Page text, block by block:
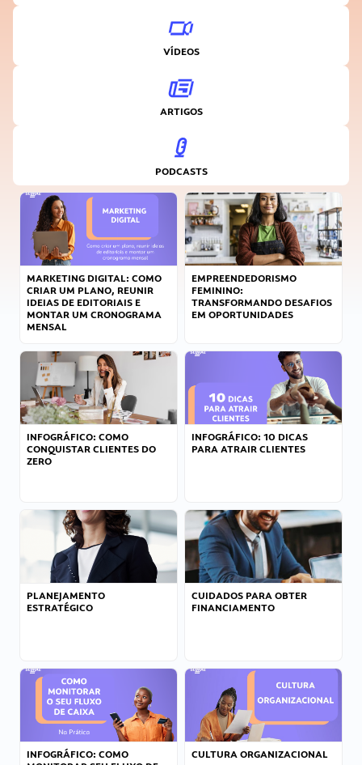
VÍDEOS
ARTIGOS
PODCASTS
MARKETING DIGITAL: COMO
CRIAR UM PLANO, REUNIR
IDEIAS DE EDITORIAIS E
MONTAR UM CRONOGRAMA
MENSAL
EMPREENDEDORISMO
FEMININO:
TRANSFORMANDO DESAFIOS
EM OPORTUNIDADES
INFOGRÁFICO: COMO
CONQUISTAR CLIENTES DO
ZERO
INFOGRÁFICO: 10 DICAS
PARA ATRAIR CLIENTES
PLANEJAMENTO
ESTRATÉGICO
CUIDADOS PARA OBTER
FINANCIAMENTO
INFOGRÁFICO: COMO
CULTURA ORGANIZACIONAL